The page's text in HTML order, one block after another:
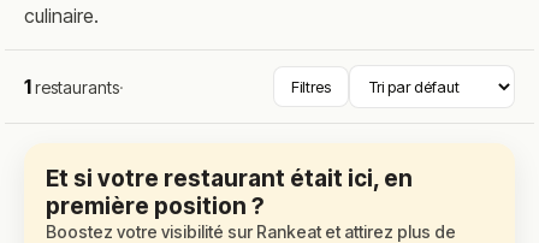
culinaire.
1restaurants· Filtres
Et si votre restaurant était ici, en
première position ?
Boostez votre visibilité sur Rankeat et attirez plus de